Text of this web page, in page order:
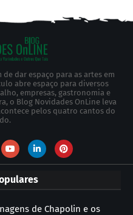
dar espaço para as artes em
abre espaço para diversos
empresas, gastronomia e
o Blog Novidades OnLine leva
pelos quatro cantos do
de Chapolin e os